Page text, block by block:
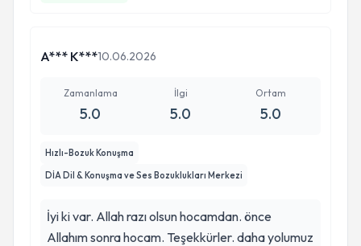
için gelenlere tavsiyem asla vazgeçmeyin,
verilen ödevlere birebir uyun işte o zaman
Serpil hanıma güler yüzü ve randevuları özveriyle
hazırladığı için çok teşekkür ederim.
A*** K***10.06.2026
Zamanlama
5.0
İlgi
5.0
Ortam
5.0
Hızlı-Bozuk Konuşma
DİA Dil & Konuşma ve Ses Bozuklukları Merkezi
İyi ki var. Allah razı olsun hocamdan. önce
Allahım sonra hocam. Teşekkürler. daha yolumuz